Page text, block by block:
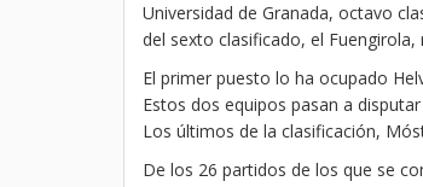
Universidad de Granada, octavo
del sexto clasificado, el
El primer puesto lo ha ocupado
Estos dos equipos pasan a
Los últimos de la clasificación,
De los 26 partidos de los que se